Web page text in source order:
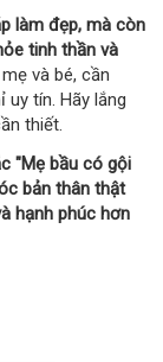
làm đẹp, mà còn
tinh thần và
và bé, cần
tín. Hãy lắng
thiết.
"Mẹ bầu có gội
bản thân thật
hạnh phúc hơn